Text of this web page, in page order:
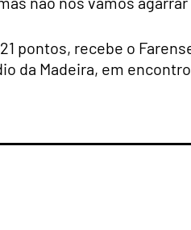
pontos, recebe o
da Madeira, em